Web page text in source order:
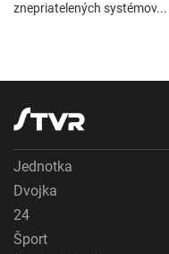
znepriatelených systémov...
Jednotka
Dvojka
24
Šport